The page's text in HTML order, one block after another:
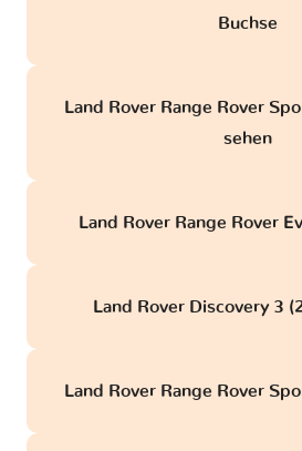
Buchse
Land Rover Range Rover
sehen
Land Rover Range Rover
Land Rover Discovery 3
Land Rover Range Rover